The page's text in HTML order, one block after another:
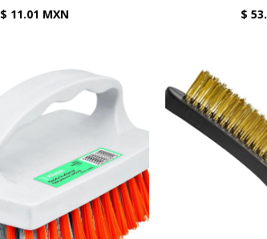
$ 11.01 MXN $